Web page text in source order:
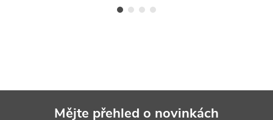
Mějte přehled o novinkách